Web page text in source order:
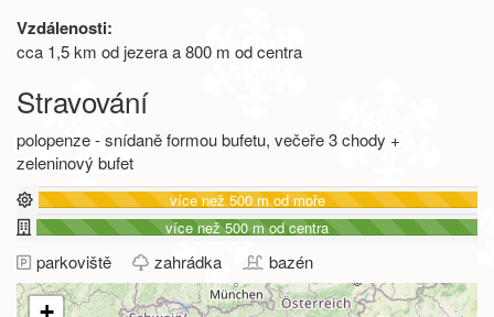
Vzdálenosti:
cca 1,5 km od jezera a 800 m od centra
Stravování
polopenze - snídaně formou bufetu, večeře 3 chody +
zeleninový bufet
více než 500 m od moře
více než 500 m od centra
parkoviště zahrádka bazén